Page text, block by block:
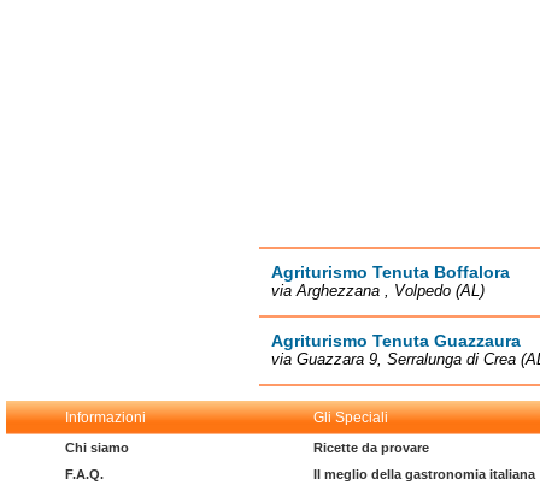
Agriturismo Tenuta Boffalora
via Arghezzana , Volpedo (AL)
Agriturismo Tenuta Guazzaura
via Guazzara 9, Serralunga di Crea
Informazioni Gli Speciali
Chi siamo
F.A.Q.
Ricette da provare
Il meglio della gastronomia italiana